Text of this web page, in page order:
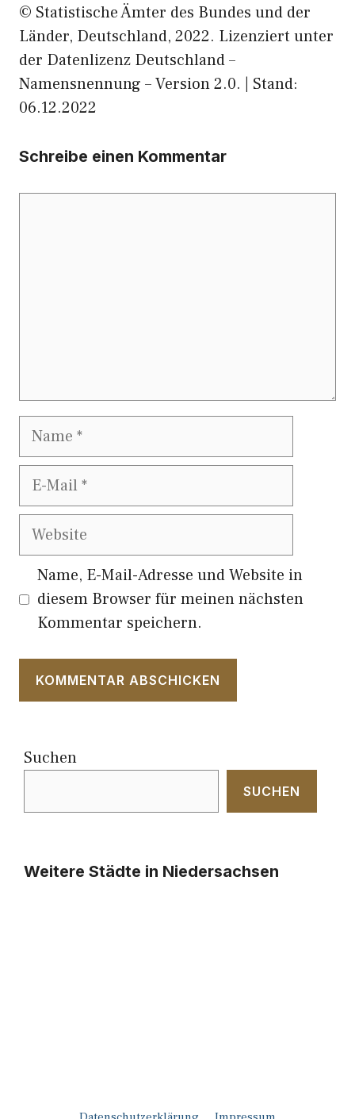
© Statistische Ämter des Bundes und der
Länder, Deutschland, 2022. Lizenziert unter
der Datenlizenz Deutschland –
Namensnennung – Version 2.0. | Stand:
06.12.2022
Schreibe einen Kommentar
Name
E-
Website
Name, E-Mail-Adresse und Website in
diesem Browser für meinen nächsten
Kommentar speichern.
Suchen
SUCHEN
Weitere Städte in Niedersachsen